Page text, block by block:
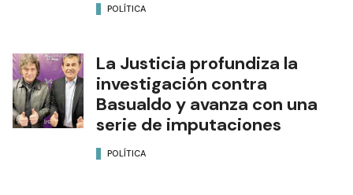
POLÍTICA
La Justicia profundiza la
investigación contra
Basualdo y avanza con una
serie de imputaciones
POLÍTICA